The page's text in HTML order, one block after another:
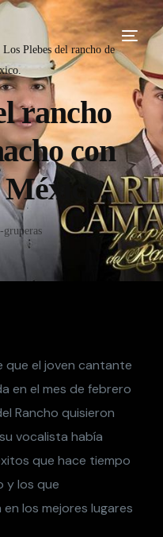
Los Plebes del rancho de
rancho
con
gruperas
que el joven cantante
en el mes de febrero
Rancho quisieron
vocalista había
que hace tiempo
y los que
los mejores lugares